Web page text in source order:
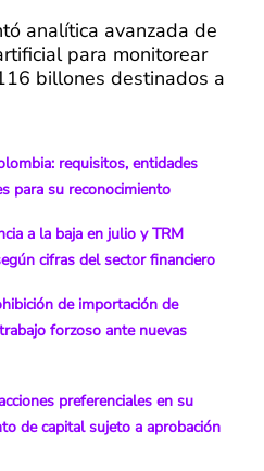
analítica avanzada de
para monitorear
billones destinados a
requisitos, entidades
para su reconocimiento
a la baja en julio y TRM
cifras del sector financiero
de importación de
forzoso ante nuevas
preferenciales en su
de capital sujeto a aprobación